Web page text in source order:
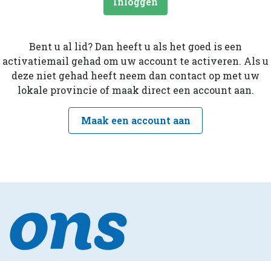
Bent u al lid? Dan heeft u als het goed is een
activatiemail gehad om uw account te activeren. Als u
deze niet gehad heeft neem dan contact op met uw
lokale provincie of maak direct een account aan.
Maak een account aan